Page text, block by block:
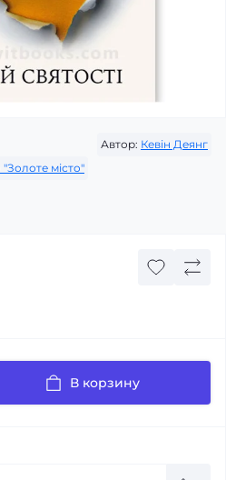
Автор: Кевін Деянг
місто"
В корзину